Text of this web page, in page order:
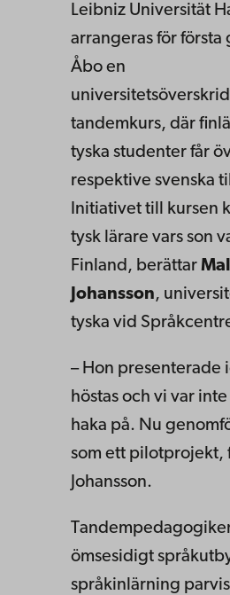
Leibniz Universität
arrangeras för första
Åbo en
tandemkurs, där
tyska studenter får
respektive svenska
Initiativet till kursen
tysk lärare vars son
Finland, berättar
Johansson,
tyska vid
– Hon presenterade
höstas och vi var
haka på. Nu
som ett pilotprojekt,
Johansson.
ömsesidigt
språkinlärning